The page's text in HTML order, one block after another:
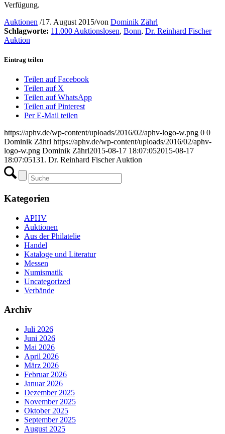
Verfügung.
Auktionen /17. August 2015/von Dominik Zährl
Schlagworte: 11.000 Auktionslosen, Bonn, Dr. Reinhard Fischer
Auktion
Eintrag teilen
Teilen auf Facebook
Teilen auf X
Teilen auf WhatsApp
Teilen auf Pinterest
Per E-Mail teilen
https://aphv.de/wp-content/uploads/2016/02/aphv-logo-w.png 0 0
Dominik Zährl https://aphv.de/wp-content/uploads/2016/02/aphv-
logo-w.png Dominik Zährl2015-08-17 18:07:052015-08-17
18:07:05131. Dr. Reinhard Fischer Auktion
Kategorien
APHV
Auktionen
Aus der Philatelie
Handel
Kataloge und Literatur
Messen
Numismatik
Uncategorized
Verbände
Archiv
Juli 2026
Juni 2026
Mai 2026
April 2026
März 2026
Februar 2026
Januar 2026
Dezember 2025
November 2025
Oktober 2025
September 2025
August 2025